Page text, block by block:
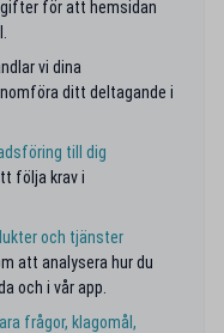
för att hemsidan
vi dina
ditt deltagande i
till dig
följa krav i
och tjänster
att analysera hur du
och i vår app.
frågor, klagomål,